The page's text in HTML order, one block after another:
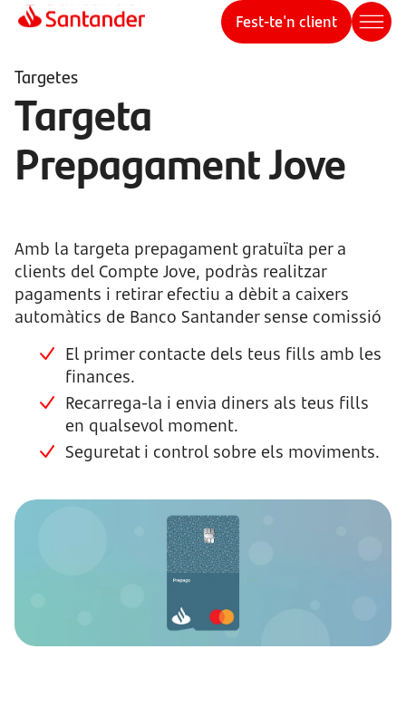
Fest-te'n client
Targetes
Targeta
Prepagament Jove
Amb la targeta prepagament gratuïta per a
clients del Compte Jove, podràs realitzar
pagaments i retirar efectiu a dèbit a caixers
automàtics de Banco Santander sense comissió
El primer contacte dels teus fills amb les
finances.
Recarrega-la i envia diners als teus fills
en qualsevol moment.
Seguretat i control sobre els moviments.